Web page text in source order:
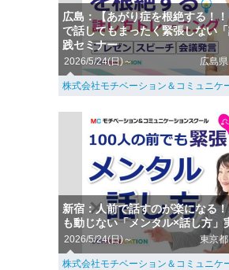
広島：【あがり症を根絶する！
で話してもまったく緊張しない
践セミナー
2026/5/24(日)～ 広島県
株式会社モチベーション＆コミュニケ
新宿：人前で話すのが楽になる
も動じない「メンタル×話し方」
2026/5/24(日)～ 東京都
株式会社モチベーション＆コミュニケ